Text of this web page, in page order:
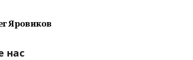
Яровиков
нас